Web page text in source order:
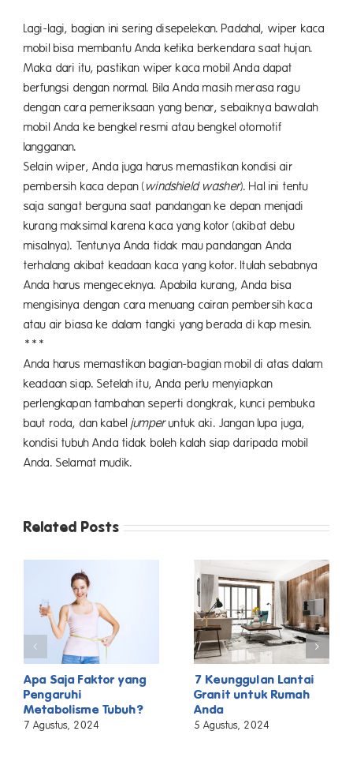
Lagi-lagi, bagian ini sering disepelekan. Padahal, wiper kaca
mobil bisa membantu Anda ketika berkendara saat hujan.
Maka dari itu, pastikan wiper kaca mobil Anda dapat
berfungsi dengan normal. Bila Anda masih merasa ragu
dengan cara pemeriksaan yang benar, sebaiknya bawalah
mobil Anda ke bengkel resmi atau bengkel otomotif
langganan.
Selain wiper, Anda juga harus memastikan kondisi air
pembersih kaca depan (windshield washer). Hal ini tentu
saja sangat berguna saat pandangan ke depan menjadi
kurang maksimal karena kaca yang kotor (akibat debu
misalnya). Tentunya Anda tidak mau pandangan Anda
terhalang akibat keadaan kaca yang kotor. Itulah sebabnya
Anda harus mengeceknya. Apabila kurang, Anda bisa
mengisinya dengan cara menuang cairan pembersih kaca
atau air biasa ke dalam tangki yang berada di kap mesin.
***
Anda harus memastikan bagian-bagian mobil di atas dalam
keadaan siap. Setelah itu, Anda perlu menyiapkan
perlengkapan tambahan seperti dongkrak, kunci pembuka
baut roda, dan kabeljumperuntuk aki. Jangan lupa juga,
kondisi tubuh Anda tidak boleh kalah siap daripada mobil
Anda. Selamat mudik.
Related Posts
Apa Saja Faktor yang
Pengaruhi
Metabolisme Tubuh?
7 Agustus, 2024
7 Keunggulan Lantai
Granit untuk Rumah
Anda
5 Agustus, 2024